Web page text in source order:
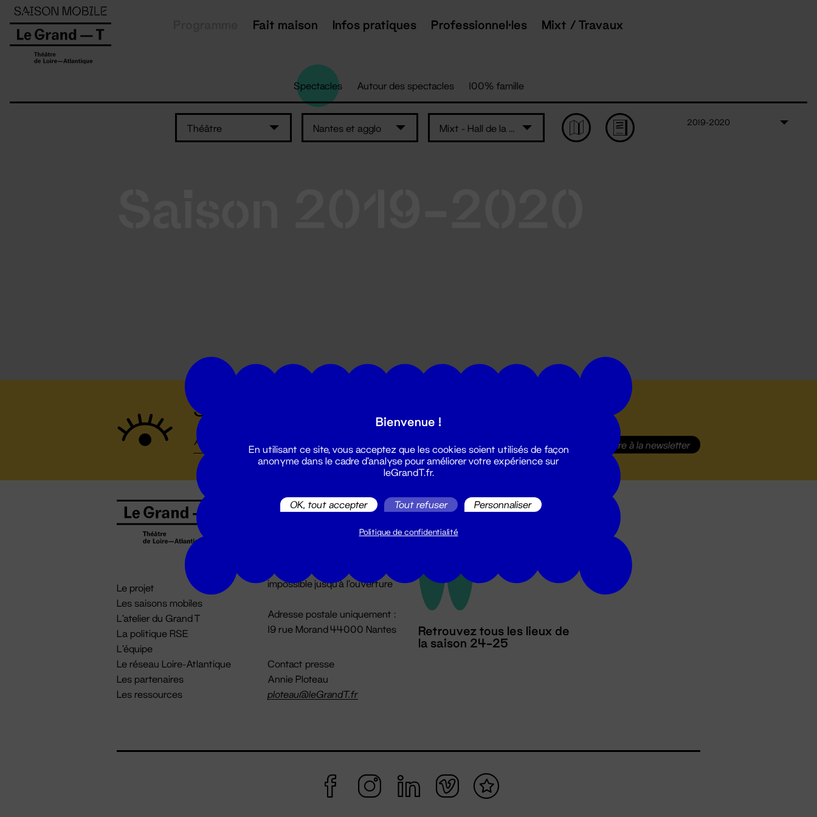
Fait maison Infos pratiques Professionnel·les Mixt / Travaux
Spectacles Autour des spectacles 100% famille
Théâtre Nantes et agglo Mixt - Hall de la salle Super
2019-2020
Suivez toutes les actualités du Grand T :
S'inscrire à la newsletter
Le projet
Les saisons mobiles
L'atelier du Grand T
La politique RSE
L'équipe
Le réseau Loire-Atlantique
Les partenaires
Les ressources
Billetterie
billetterie@leGrandT.fr
impossible jusqu'à l'ouverture
Adresse postale uniquement :
19 rue Morand 44000 Nantes
Contact presse
Annie Ploteau
ploteau@leGrandT.fr
Retrouvez tous les lieux de
la saison 24-25
Panneau de gestion des cookies
Bienvenue !
En utilisant ce site, vous acceptez que les cookies soient utilisés de façon
anonyme dans le cadre d'analyse pour améliorer votre expérience sur
leGrandT.fr.
OK, tout accepter Tout refuser Personnaliser
Politique de confidentialité